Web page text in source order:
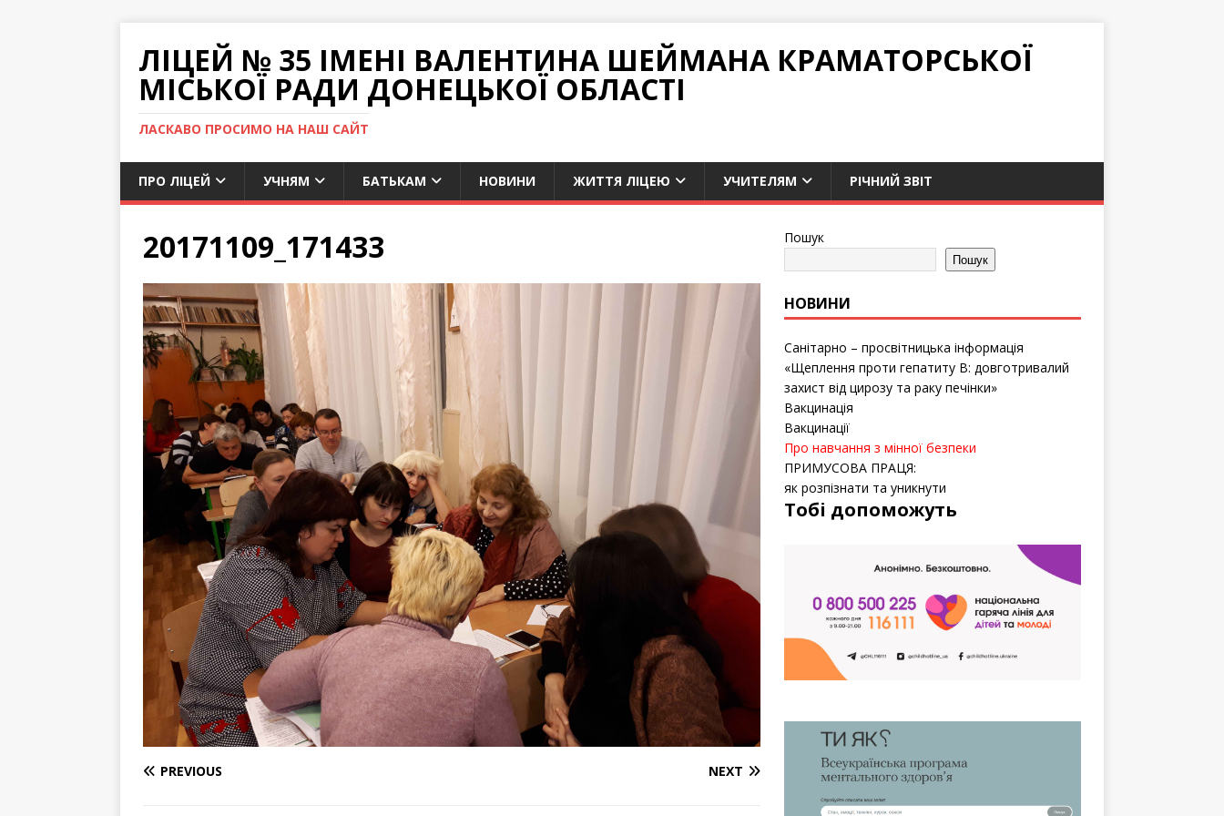
ЛІЦЕЙ № 35 ІМЕНІ ВАЛЕНТИНА ШЕЙМАНА КРАМАТОРСЬКОЇ
МІСЬКОЇ РАДИ ДОНЕЦЬКОЇ ОБЛАСТІ
ЛАСКАВО ПРОСИМО НА НАШ САЙТ
ПРО ЛІЦЕЙ УЧНЯМ БАТЬКАМ НОВИНИ ЖИТТЯ ЛІЦЕЮ УЧИТЕЛЯМ РІЧНИЙ ЗВІТ
20171109_171433
PREVIOUS NEXT
Пошук
Пошук
НОВИНИ
Санітарно – просвітницька інформація
«Щеплення проти гепатиту B: довготривалий
захист від цирозу та раку печінки»
Вакцинація
Вакцинації
Про навчання з мінної безпеки
ПРИМУСОВА ПРАЦЯ:
як розпізнати та уникнути
Тобі допоможуть